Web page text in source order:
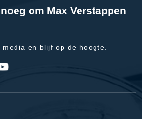
om Max Verstappen
en blijf op de hoogte.